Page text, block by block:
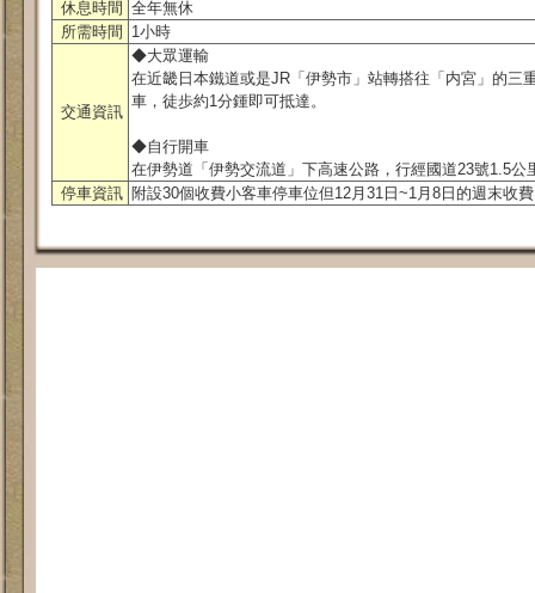
休息時間 全年無休
所需時間
1小時
交通資訊
◆大眾運輸
在近畿日本鐵道或是JR「伊勢市」站轉搭往「内宮」的三
車，徒歩約1分鍾即可抵達。
◆自行開車
在伊勢道「伊勢交流道」下高速公路，行經國道23號1.5公
停車資訊 附設30個收費小客車停車位但12月31日~1月8日的週末收